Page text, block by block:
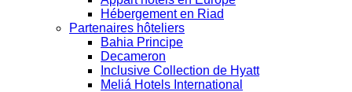
Hébergement en Riad
Partenaires hôteliers
Bahia Principe
Decameron
Inclusive Collection de Hyatt
Meliá Hotels International